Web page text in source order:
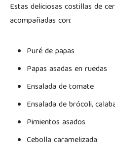
Estas deliciosas costillas de
acompañadas con:
Puré de papas
Papas asadas en ruedas
Ensalada de tomate
Ensalada de brócoli,
Pimientos asados
Cebolla caramelizada